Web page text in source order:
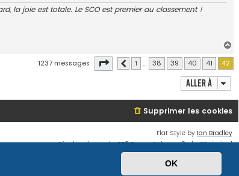
OK
la joie est totale. Le SCO est premier au classement !
a
1237 messages Page 42 42
Précédente
1 … 38 39 40 41 42
Aller à
Supprimer les cookies
Flat Style by Ian Bradley
Développé parphpBB® Forum Software © phpBB Limited
Traduit parphpBB-fr.com
Confidentialité